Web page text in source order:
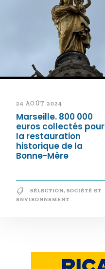
24 AOÛT 2024
Marseille. 800 000
euros collectés pour
la restauration
historique de la
Bonne-Mère
SÉLECTION, SOCIÉTÉ ET
ENVIRONNEMENT